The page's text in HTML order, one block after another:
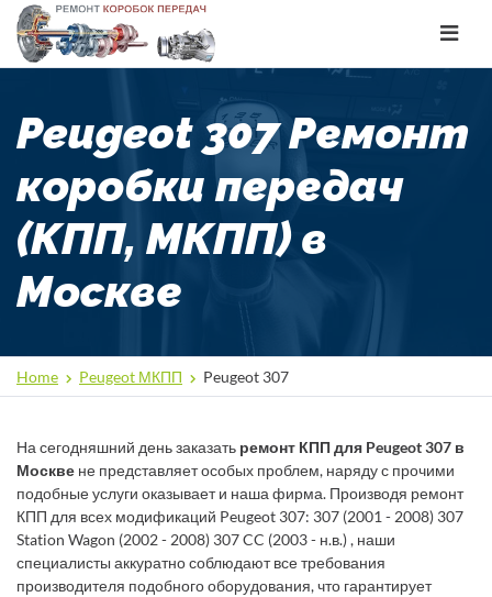
Toggle
Peugeot 307 Ремонт
коробки передач
(КПП, МКПП) в
Москве
Home Peugeot МКПП Peugeot 307
На сегодняшний день заказать ремонт КПП для Peugeot 307 в
Москве не представляет особых проблем, наряду с прочими
подобные услуги оказывает и наша фирма. Производя ремонт
КПП для всех модификаций Peugeot 307: 307 (2001 - 2008) 307
Station Wagon (2002 - 2008) 307 CC (2003 - н.в.) , наши
специалисты аккуратно соблюдают все требования
производителя подобного оборудования, что гарантирует